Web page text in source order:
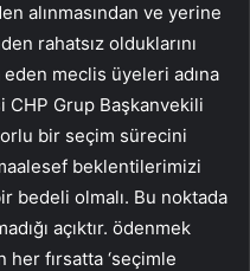
alınmasından ve yerine
rahatsız olduklarını
meclis üyeleri adına
CHP Grup Başkanvekili
bir seçim sürecini
beklentilerimizi
bedeli olmalı. Bu noktada
açıktır. ödenmek
her fırsatta ‘seçimle